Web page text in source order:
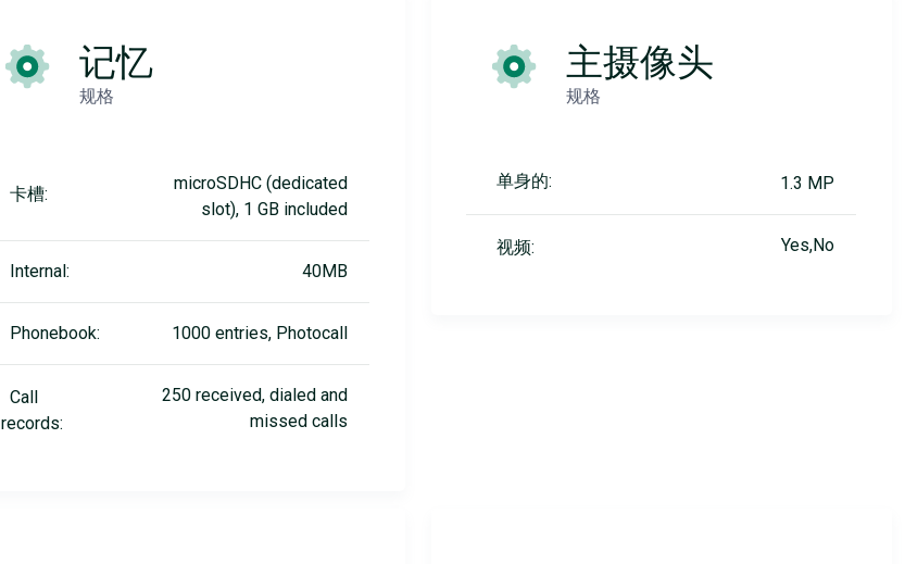
记忆
规格
卡槽:
microSDHC (dedicated
slot), 1 GB included
Internal: 40MB
Phonebook: 1000 entries, Photocall
Call
records:
250 received, dialed and
missed calls
主摄像头
规格
单身的: 1.3 MP
视频: Yes,No